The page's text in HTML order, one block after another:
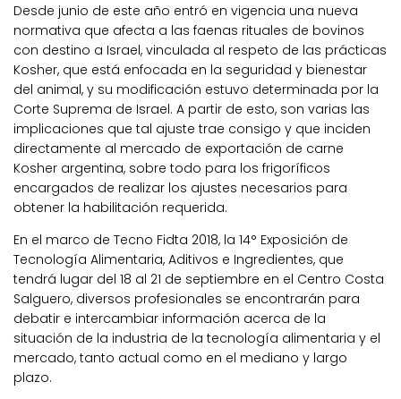
Desde junio de este año entró en vigencia una nueva
normativa que afecta a las faenas rituales de bovinos
con destino a Israel, vinculada al respeto de las prácticas
Kosher, que está enfocada en la seguridad y bienestar
del animal, y su modificación estuvo determinada por la
Corte Suprema de Israel. A partir de esto, son varias las
implicaciones que tal ajuste trae consigo y que inciden
directamente al mercado de exportación de carne
Kosher argentina, sobre todo para los frigoríficos
encargados de realizar los ajustes necesarios para
obtener la habilitación requerida.
En el marco de Tecno Fidta 2018, la 14° Exposición de
Tecnología Alimentaria, Aditivos e Ingredientes, que
tendrá lugar del 18 al 21 de septiembre en el Centro Costa
Salguero, diversos profesionales se encontrarán para
debatir e intercambiar información acerca de la
situación de la industria de la tecnología alimentaria y el
mercado, tanto actual como en el mediano y largo
plazo.